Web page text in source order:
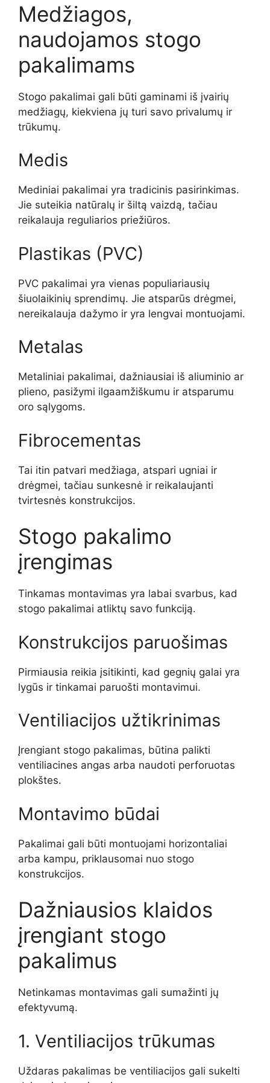
Medžiagos,
naudojamos stogo
pakalimams
Stogo pakalimai gali būti gaminami iš įvairių
medžiagų, kiekviena jų turi savo privalumų ir
trūkumų.
Medis
Mediniai pakalimai yra tradicinis pasirinkimas.
Jie suteikia natūralų ir šiltą vaizdą, tačiau
reikalauja reguliarios priežiūros.
Plastikas (PVC)
PVC pakalimai yra vienas populiariausių
šiuolaikinių sprendimų. Jie atsparūs drėgmei,
nereikalauja dažymo ir yra lengvai montuojami.
Metalas
Metaliniai pakalimai, dažniausiai iš aliuminio ar
plieno, pasižymi ilgaamžiškumu ir atsparumu
oro sąlygoms.
Fibrocementas
Tai itin patvari medžiaga, atspari ugniai ir
drėgmei, tačiau sunkesnė ir reikalaujanti
tvirtesnės konstrukcijos.
Stogo pakalimo
įrengimas
Tinkamas montavimas yra labai svarbus, kad
stogo pakalimai atliktų savo funkciją.
Konstrukcijos paruošimas
Pirmiausia reikia įsitikinti, kad gegnių galai yra
lygūs ir tinkamai paruošti montavimui.
Ventiliacijos užtikrinimas
Įrengiant stogo pakalimas, būtina palikti
ventiliacines angas arba naudoti perforuotas
plokštes.
Montavimo būdai
Pakalimai gali būti montuojami horizontaliai
arba kampu, priklausomai nuo stogo
konstrukcijos.
Dažniausios klaidos
įrengiant stogo
pakalimus
Netinkamas montavimas gali sumažinti jų
efektyvumą.
1. Ventiliacijos trūkumas
Uždaras pakalimas be ventiliacijos gali sukelti